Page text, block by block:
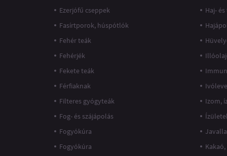
Ezerjófű cseppek
Fasírtporok, húspótlók
Fehér teák
Fehérjék
Fekete teák
Férfiaknak
Filteres gyógyteák
Fog- és szájápolás
Fogyókúra
Fogyókúra
Haj-
Izom,